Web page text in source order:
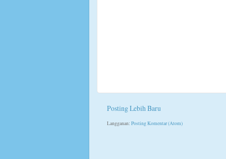
Posting Lebih Baru
Langganan: Posting Komentar (Atom)